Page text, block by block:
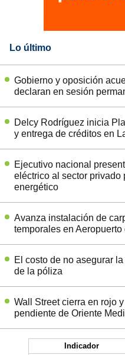
Lo último
Gobierno y oposición
declaran en sesión
Delcy Rodríguez inicia
y entrega de créditos en
Ejecutivo nacional
eléctrico al sector privado
energético
Avanza instalación de
temporales en Aeropuerto
El costo de no asegurar
de la póliza
Wall Street cierra en rojo
pendiente de Oriente
Indicador